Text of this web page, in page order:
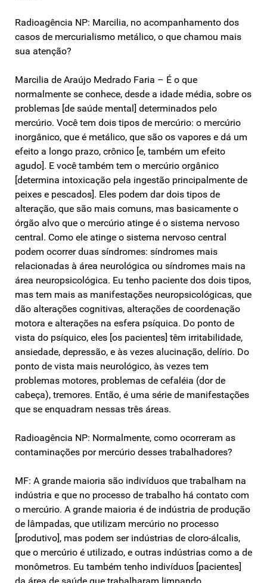
Radioagência NP: Marcilia, no acompanhamento dos
casos de mercurialismo metálico, o que chamou mais
sua atenção?
Marcilia de Araújo Medrado Faria – É o que
normalmente se conhece, desde a idade média, sobre os
problemas [de saúde mental] determinados pelo
mercúrio. Você tem dois tipos de mercúrio: o mercúrio
inorgânico, que é metálico, que são os vapores e dá um
efeito a longo prazo, crônico [e, também um efeito
agudo]. E você também tem o mercúrio orgânico
[determina intoxicação pela ingestão principalmente de
peixes e pescados]. Eles podem dar dois tipos de
alteração, que são mais comuns, mas basicamente o
órgão alvo que o mercúrio atinge é o sistema nervoso
central. Como ele atinge o sistema nervoso central
podem ocorrer duas síndromes: síndromes mais
relacionadas à área neurológica ou síndromes mais na
área neuropsicológica. Eu tenho paciente dos dois tipos,
mas tem mais as manifestações neuropsicológicas, que
dão alterações cognitivas, alterações de coordenação
motora e alterações na esfera psíquica. Do ponto de
vista do psíquico, eles [os pacientes] têm irritabilidade,
ansiedade, depressão, e às vezes alucinação, delírio. Do
ponto de vista mais neurológico, às vezes tem
problemas motores, problemas de cefaléia (dor de
cabeça), tremores. Então, é uma série de manifestações
que se enquadram nessas três áreas.
Radioagência NP: Normalmente, como ocorreram as
contaminações por mercúrio desses trabalhadores?
MF: A grande maioria são indivíduos que trabalham na
indústria e que no processo de trabalho há contato com
o mercúrio. A grande maioria é de indústria de produção
de lâmpadas, que utilizam mercúrio no processo
[produtivo], mas podem ser indústrias de cloro-álcalis,
que o mercúrio é utilizado, e outras indústrias como a de
monômetros. Eu também tenho indivíduos [pacientes]